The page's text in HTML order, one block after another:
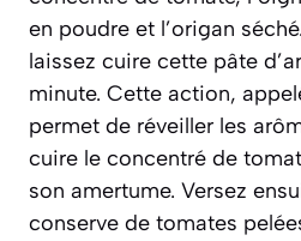
en poudre et l’origan
laissez cuire cette pâte
minute. Cette action,
permet de réveiller les
cuire le concentré de
son amertume. Versez
conserve de tomates